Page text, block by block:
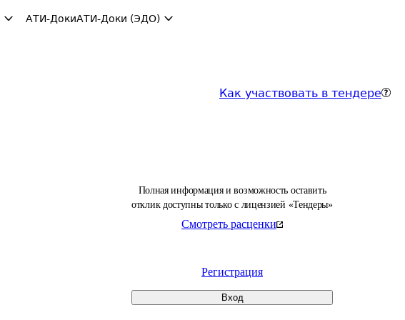
АТИ-ДокиАТИ-Доки (ЭДО)
Как участвовать в тендере
Полная информация и возможность оставить
отклик доступны только с лицензией «Тендеры»
Смотреть расценки
Регистрация
Вход